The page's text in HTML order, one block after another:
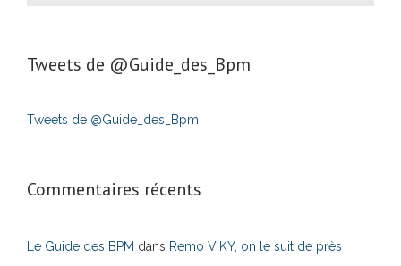
Tweets de ‎@Guide_des_Bpm
Tweets de @Guide_des_Bpm
Commentaires récents
Le Guide des BPM dans Remo VIKY, on le suit de près